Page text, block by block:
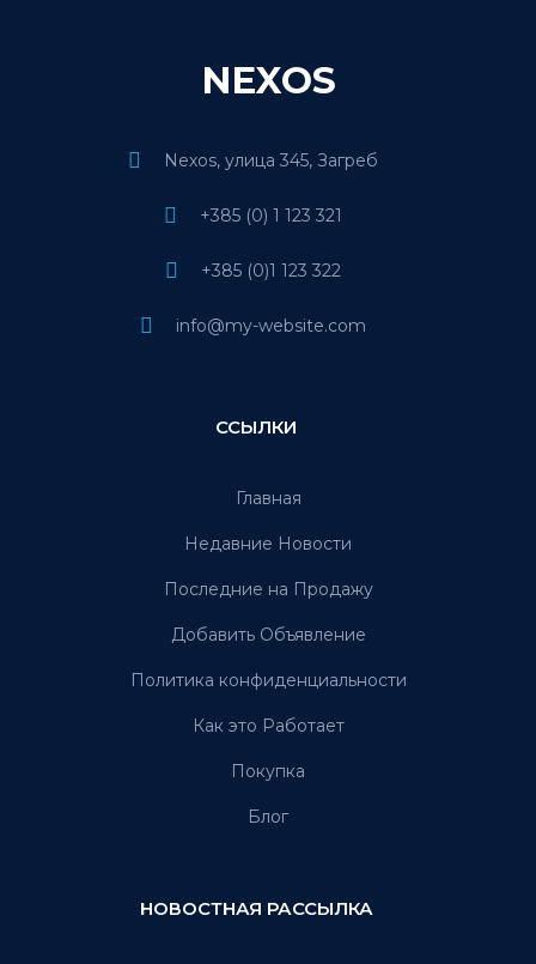
NEXOS
Nexos, улица 345, Загреб
+385 (0) 1 123 321
+385 (0)1 123 322
info@my-website.com
ССЫЛКИ
Главная
Недавние Новости
Последние на Продажу
Добавить Объявление
Политика конфиденциальности
Как это Работает
Покупка
Блог
НОВОСТНАЯ РАССЫЛКА